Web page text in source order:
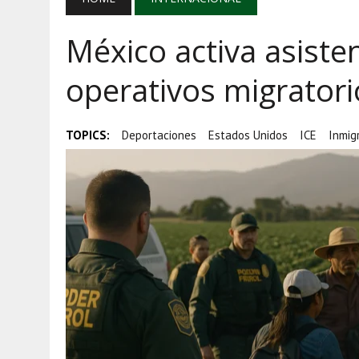
AGOSTO 7, 2026 | EL GRAN GURÚ: DEMOCRACIA CARA,
AGOSTO 7, 2026
AYOTZINAPA, INFLACIÓN Y AGUACATE
México activa
operativos
TOPICS: Deportaciones Estados Unidos ICE